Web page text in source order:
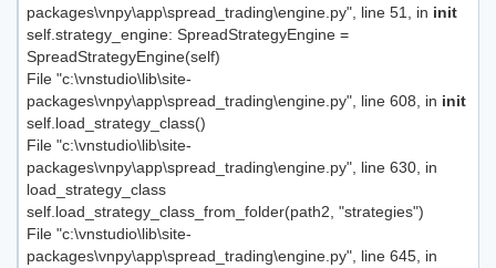
packages\vnpy\app\spread_trading\engine.py", line 51, in init
self.strategy_engine: SpreadStrategyEngine =
SpreadStrategyEngine(self)
File "c:\vnstudio\lib\site-
packages\vnpy\app\spread_trading\engine.py", line 608, in init
self.load_strategy_class()
File "c:\vnstudio\lib\site-
packages\vnpy\app\spread_trading\engine.py", line 630, in
load_strategy_class
self.load_strategy_class_from_folder(path2, "strategies")
File "c:\vnstudio\lib\site-
packages\vnpy\app\spread_trading\engine.py", line 645, in